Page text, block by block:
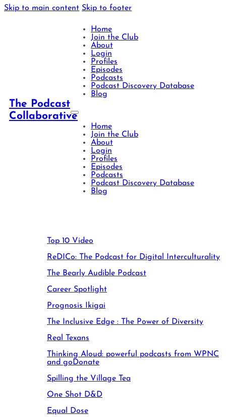
Skip to main content Skip to footer
The Podcast
Collaborative
Home
Join the Club
About
Login
Profiles
Episodes
Podcasts
Podcast Discovery Database
Blog
Home
Join the Club
About
Login
Profiles
Episodes
Podcasts
Podcast Discovery Database
Blog
Top 10 Video
ReDICo: The Podcast for Digital Interculturality
The Bearly Audible Podcast
Career Spotlight
Prognosis Ikigai
The Inclusive Edge : The Power of Diversity
Real Texans
Thinking Aloud: powerful podcasts from WPNC
and goDonate
Spilling the Village Tea
One Shot D&D
Equal Dose